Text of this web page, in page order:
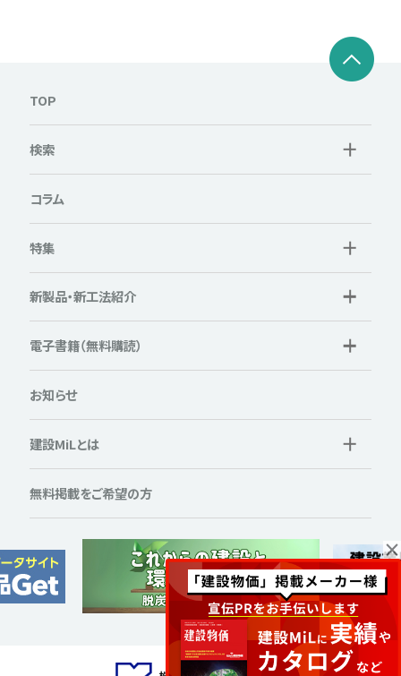
TOP
検索
コラム
特集
新製品・新工法紹介
電子書籍（無料購読）
お知らせ
建設MiLとは
無料掲載をご希望の方
×